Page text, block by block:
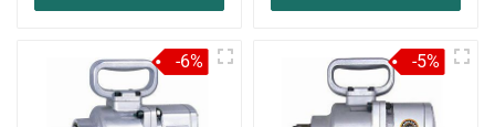
-6% -5%